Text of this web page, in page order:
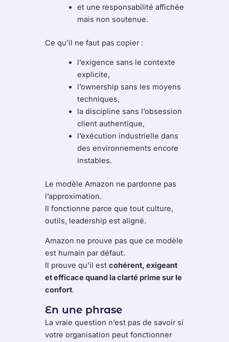
et une responsabilité affichée
mais non soutenue.
Ce qu’il ne faut pas copier :
l’exigence sans le contexte
explicite,
l’ownership sans les moyens
techniques,
la discipline sans l’obsession
client authentique,
l’exécution industrielle dans
des environnements encore
instables.
Le modèle Amazon ne pardonne pas
l’approximation.
Il fonctionne parce que tout culture,
outils, leadership est aligné.
Amazon ne prouve pas que ce modèle
est humain par défaut.
Il prouve qu’il est cohérent, exigeant
et efficace quand la clarté prime sur le
confort.
En une phrase
La vraie question n’est pas de savoir si
votre organisation peut fonctionner